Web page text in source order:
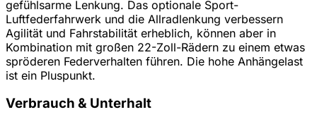
gefühlsarme Lenkung. Das optionale Sport-
Luftfederfahrwerk und die Allradlenkung verbessern
Agilität und Fahrstabilität erheblich, können aber in
Kombination mit großen 22-Zoll-Rädern zu einem etwas
spröderen Federverhalten führen. Die hohe Anhängelast
ist ein Pluspunkt.
Verbrauch & Unterhalt